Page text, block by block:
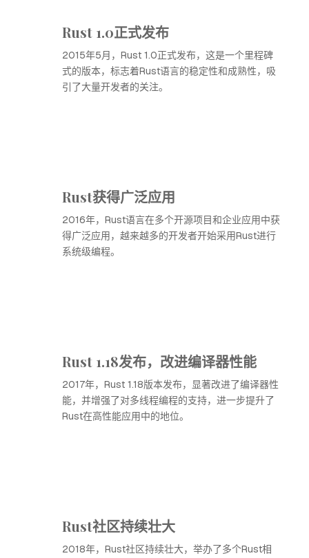
Rust 1.0正式发布
2015年5月，Rust 1.0正式发布，这是一个里程碑
式的版本，标志着Rust语言的稳定性和成熟性，吸
引了大量开发者的关注。
Rust获得广泛应用
2016年，Rust语言在多个开源项目和企业应用中获
得广泛应用，越来越多的开发者开始采用Rust进行
系统级编程。
Rust 1.18发布，改进编译器性能
2017年，Rust 1.18版本发布，显著改进了编译器性
能，并增强了对多线程编程的支持，进一步提升了
Rust在高性能应用中的地位。
Rust社区持续壮大
2018年，Rust社区持续壮大，举办了多个Rust相